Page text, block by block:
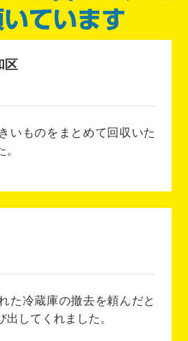
区
いものをまとめて回収いた
た冷蔵庫の撤去を頼んだと
してくれました。